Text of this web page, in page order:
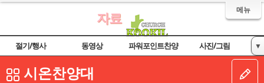
메뉴
자료
절기/행사 동영상 파워포인트찬양 사진/그림
악보
▼
시온찬양대